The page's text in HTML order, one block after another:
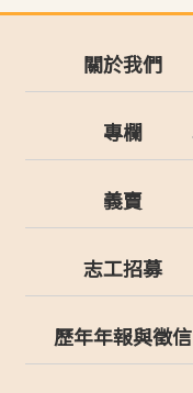
關於我們
專欄
義賣
志工招募
歷年年報與徵信